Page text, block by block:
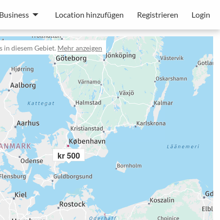
Business Location hinzufügen Registrieren Login
in diesem Gebiet. Mehr anzeigen
kr 500